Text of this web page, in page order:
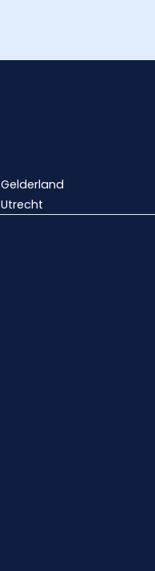
Gelderland
Utrecht